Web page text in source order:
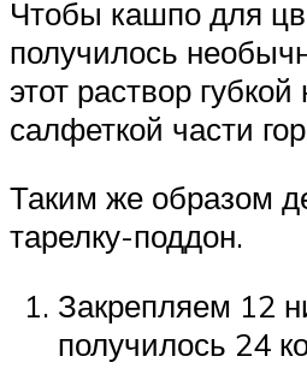
Чтобы кашпо для
получилось
этот раствор
салфеткой части
Таким же образом
тарелку-поддон.
Закрепляем 12
получилось 24